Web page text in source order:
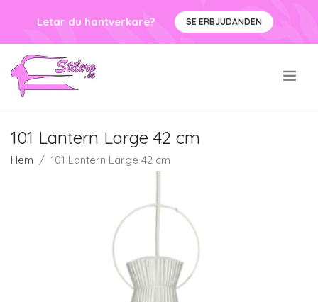
Letar du hantverkare? SE ERBJUDANDEN
101 Lantern Large 42 cm
Hem 101 Lantern Large 42 cm